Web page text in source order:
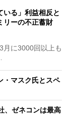
いる」利益相反と
リーの不正蓄財
に3000回以上も
・マスク氏とスペ
、ゼネコンは最高